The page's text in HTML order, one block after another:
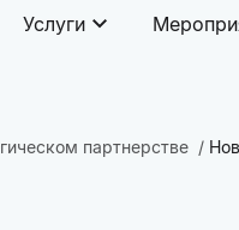
Услуги
партнерстве